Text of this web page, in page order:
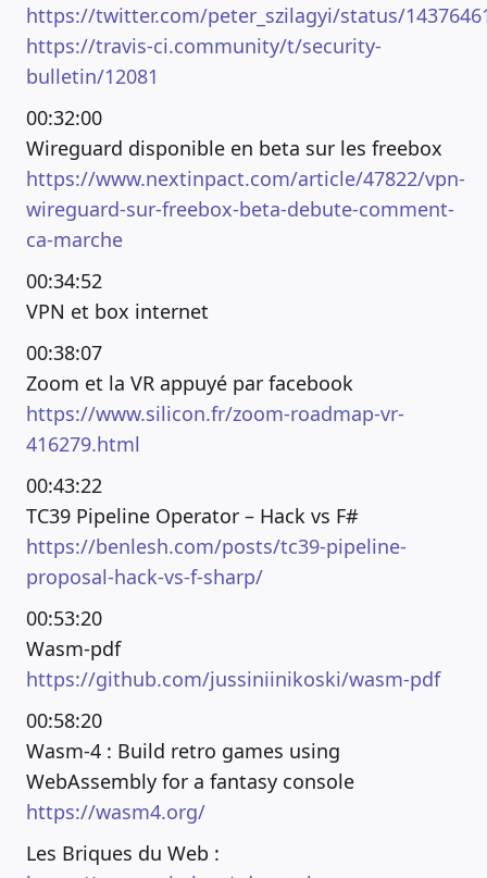
https://twitter.com/peter_szilagyi/status/
https://travis-ci.community/t/security-
bulletin/12081
00:32:00
Wireguard disponible en beta sur les freebox
https://www.nextinpact.com/article/47822/vpn-
wireguard-sur-freebox-beta-debute-comment-
ca-marche
00:34:52
VPN et box internet
00:38:07
Zoom et la VR appuyé par facebook
https://www.silicon.fr/zoom-roadmap-vr-
416279.html
00:43:22
TC39 Pipeline Operator – Hack vs F#
https://benlesh.com/posts/tc39-pipeline-
proposal-hack-vs-f-sharp/
00:53:20
Wasm-pdf
https://github.com/jussiniinikoski/wasm-pdf
00:58:20
Wasm-4 : Build retro games using
WebAssembly for a fantasy console
https://wasm4.org/
Les Briques du Web :